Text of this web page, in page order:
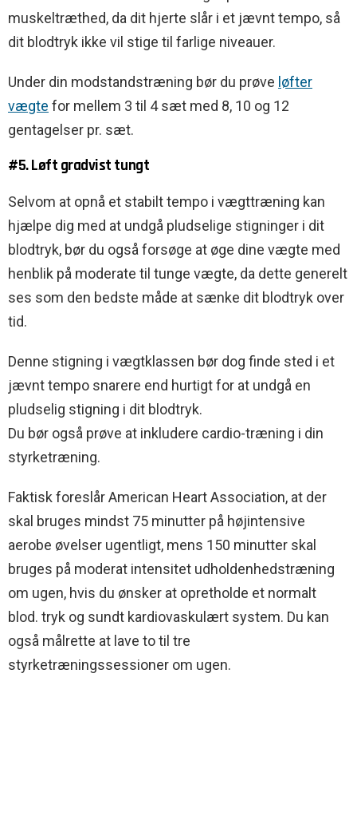
muskeltræthed, da dit hjerte slår i et jævnt tempo, så
dit blodtryk ikke vil stige til farlige niveauer.
Under din modstandstræning bør du prøve løfter
vægte for mellem 3 til 4 sæt med 8, 10 og 12
gentagelser pr. sæt.
#5. Løft gradvist tungt
Selvom at opnå et stabilt tempo i vægttræning kan
hjælpe dig med at undgå pludselige stigninger i dit
blodtryk, bør du også forsøge at øge dine vægte med
henblik på moderate til tunge vægte, da dette generelt
ses som den bedste måde at sænke dit blodtryk over
tid.
Denne stigning i vægtklassen bør dog finde sted i et
jævnt tempo snarere end hurtigt for at undgå en
pludselig stigning i dit blodtryk.
Du bør også prøve at inkludere cardio-træning i din
styrketræning.
Faktisk foreslår American Heart Association, at der
skal bruges mindst 75 minutter på højintensive
aerobe øvelser ugentligt, mens 150 minutter skal
bruges på moderat intensitet udholdenhedstræning
om ugen, hvis du ønsker at opretholde et normalt
blod. tryk og sundt kardiovaskulært system. Du kan
også målrette at lave to til tre
styrketræningssessioner om ugen.